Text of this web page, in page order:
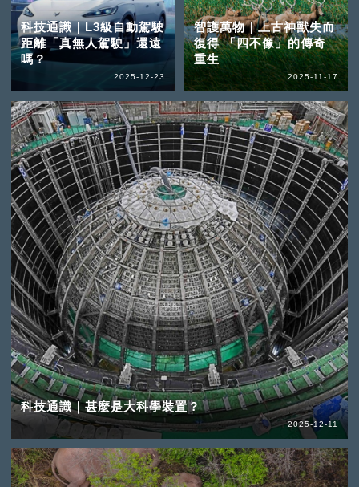
科技通識｜L3級自動駕駛
距離「真無人駕駛」還遠
嗎？
2025-12-23
科技通識｜甚麼是大科學裝置？
2025-12-11
智護萬物｜上古神獸失而
復得 「四不像」的傳奇
重生
2025-11-17